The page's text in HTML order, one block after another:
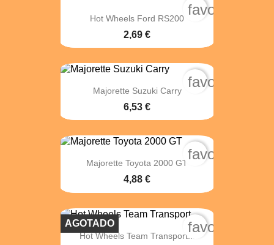
Hot Wheels Ford RS200
2,69 €
Majorette Suzuki Carry
6,53 €
Majorette Toyota 2000 GT
4,88 €
Hot Wheels Team Transport...
AGOTADO